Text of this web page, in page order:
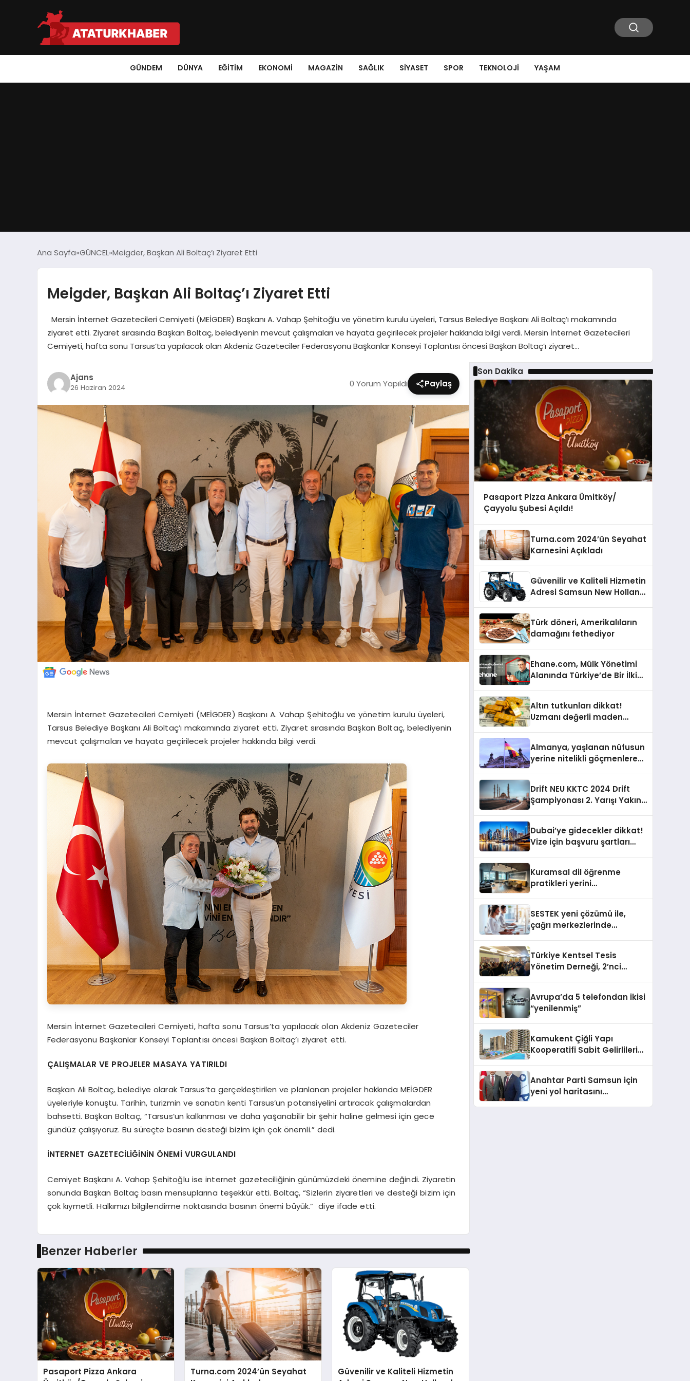
GÜNDEM DÜNYA EĞITIM EKONOMI MAGAZIN SAĞLIK SIYASET SPOR TEKNOLOJI YAŞAM
Ana Sayfa GÜNCEL Meigder, Başkan Ali Boltaç’ı Ziyaret Etti
Meigder, Başkan Ali Boltaç’ı Ziyaret Etti
Mersin İnternet Gazetecileri Cemiyeti (MEİGDER) Başkanı A. Vahap Şehitoğlu ve yönetim kurulu üyeleri, Tarsus Belediye Başkanı Ali Boltaç’ı makamında
ziyaret etti. Ziyaret sırasında Başkan Boltaç, belediyenin mevcut çalışmaları ve hayata geçirilecek projeler hakkında bilgi verdi. Mersin İnternet Gazetecileri
Cemiyeti, hafta sonu Tarsus’ta yapılacak olan Akdeniz Gazeteciler Federasyonu Başkanlar Konseyi Toplantısı öncesi Başkan Boltaç’ı ziyaret…
Ajans
26 Haziran 2024 0 Yorum Yapıldı Paylaş
Mersin İnternet Gazetecileri Cemiyeti (MEİGDER) Başkanı A. Vahap Şehitoğlu ve yönetim kurulu üyeleri,
Tarsus Belediye Başkanı Ali Boltaç’ı makamında ziyaret etti. Ziyaret sırasında Başkan Boltaç, belediyenin
mevcut çalışmaları ve hayata geçirilecek projeler hakkında bilgi verdi.
Mersin İnternet Gazetecileri Cemiyeti, hafta sonu Tarsus’ta yapılacak olan Akdeniz Gazeteciler
Federasyonu Başkanlar Konseyi Toplantısı öncesi Başkan Boltaç’ı ziyaret etti.
ÇALIŞMALAR VE PROJELER MASAYA YATIRILDI
Başkan Ali Boltaç, belediye olarak Tarsus’ta gerçekleştirilen ve planlanan projeler hakkında MEİGDER
üyeleriyle konuştu. Tarihin, turizmin ve sanatın kenti Tarsus’un potansiyelini artıracak çalışmalardan
bahsetti. Başkan Boltaç, “Tarsus’un kalkınması ve daha yaşanabilir bir şehir haline gelmesi için gece
gündüz çalışıyoruz. Bu süreçte basının desteği bizim için çok önemli.” dedi.
İNTERNET GAZETECİLİĞİNİN ÖNEMİ VURGULANDI
Cemiyet Başkanı A. Vahap Şehitoğlu ise internet gazeteciliğinin günümüzdeki önemine değindi. Ziyaretin
sonunda Başkan Boltaç basın mensuplarına teşekkür etti. Boltaç, “Sizlerin ziyaretleri ve desteği bizim için
çok kıymetli. Halkımızı bilgilendirme noktasında basının önemi büyük.” diye ifade etti.
Benzer Haberler
Pasaport Pizza Ankara
Turna.com 2024’ün Seyahat
Güvenilir ve Kaliteli Hizmetin
Son Dakika
Pasaport Pizza Ankara Ümitköy/
Çayyolu Şubesi Açıldı!
Turna.com 2024’ün Seyahat
Karnesini Açıkladı
Güvenilir ve Kaliteli Hizmetin
Adresi Samsun New Holland
Türk döneri, Amerikalıların
damağını fethediyor
Ehane.com, Mülk Yönetimi
Alanında Türkiye’de Bir İlki
Altın tutkunları dikkat!
Uzmanı değerli maden
Almanya, yaşlanan nüfusun
yerine nitelikli göçmenlere
Drift NEU KKTC 2024 Drift
Şampiyonası 2. Yarışı Yakın
Dubai’ye gidecekler dikkat!
Vize için başvuru şartları
Kuramsal dil öğrenme
pratikleri yerini
SESTEK yeni çözümü ile,
çağrı merkezlerinde
Türkiye Kentsel Tesis
Yönetim Derneği, 2’nci
Avrupa’da 5 telefondan ikisi
“yenilenmiş”
Kamukent Çiğli Yapı
Kooperatifi Sabit Gelirlileri
Anahtar Parti Samsun için
yeni yol haritasını